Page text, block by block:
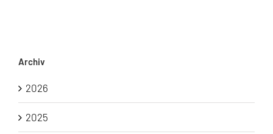
Archiv
2026
2025